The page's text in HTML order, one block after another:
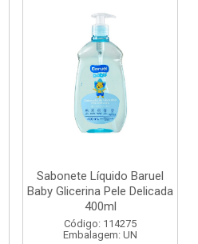
Sabonete Líquido Baruel
Baby Glicerina Pele Delicada
400ml
Código: 114275
Embalagem: UN